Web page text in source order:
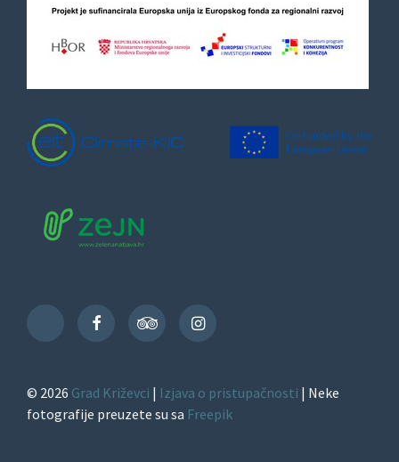
TikTok
FacebookTripAdvisorInstagram
© 2026 Grad Križevci | Izjava o pristupačnosti | Neke
fotografije preuzete su sa Freepik